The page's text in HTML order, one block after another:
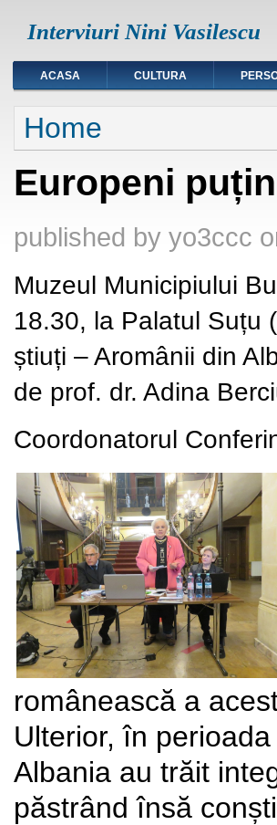
Interviuri Nini Vasilescu
ACASA CULTURA
You are here
Home
Europeni
published by yo3ccc
Muzeul Municipiului
18.30, la Palatul Suțu
știuți – Aromânii din
de prof. dr. Adina
Coordonatorul
românească a
Ulterior, în
Albania au trăit
păstrând însă